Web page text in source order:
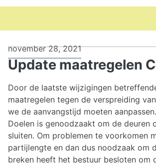
november 28, 2021
Update maatregelen
Door de laatste wijzigingen
maatregelen tegen de verspreiding
we de aanvangstijd moeten
Doelen is genoodzaakt om de deuren
sluiten. Om problemen te voorkomen
partijlengte en dan dus noodzaak om
breken heeft het bestuur besloten om